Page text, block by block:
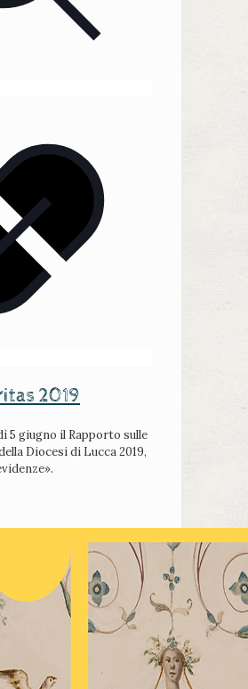
2019
5 giugno il Rapporto sulle
Diocesi di Lucca 2019,